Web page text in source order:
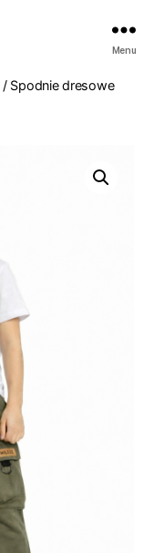
Menu
/ Spodnie dresowe